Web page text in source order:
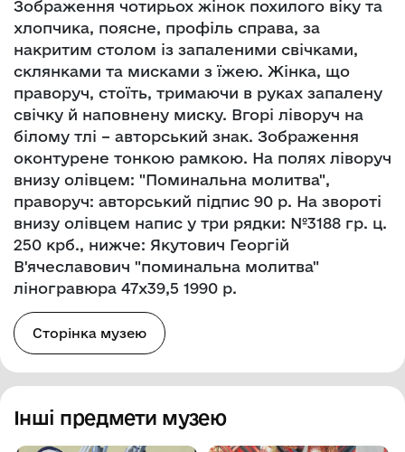
Зображення чотирьох жінок похилого віку та
хлопчика, поясне, профіль справа, за
накритим столом із запаленими свічками,
склянками та мисками з їжею. Жінка, що
праворуч, стоїть, тримаючи в руках запалену
свічку й наповнену миску. Вгорі ліворуч на
білому тлі – авторський знак. Зображення
оконтурене тонкою рамкою. На полях ліворуч
внизу олівцем: "Поминальна молитва",
праворуч: авторський підпис 90 р. На звороті
внизу олівцем напис у три рядки: №3188 гр. ц.
250 крб., нижче: Якутович Георгій
В'ячеславович "поминальна молитва"
ліногравюра 47х39,5 1990 р.
Сторінка музею
Інші предмети музею